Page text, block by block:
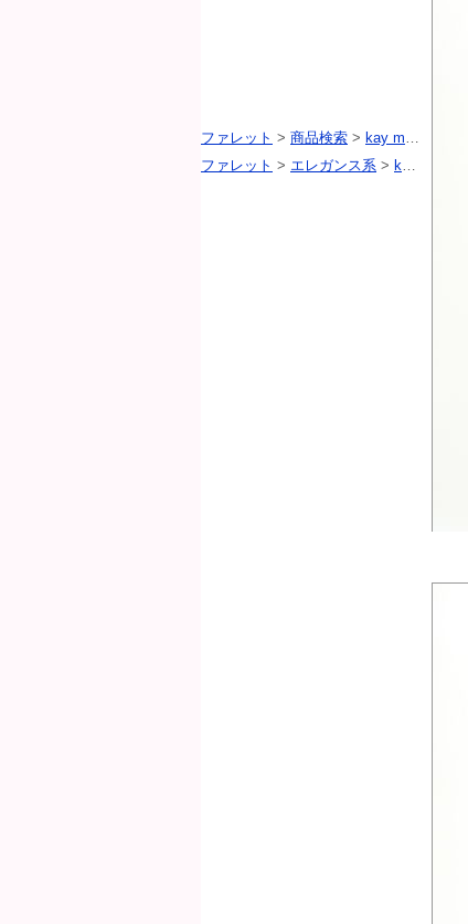
ファレット > 商品検索 > kay me（ケイミー）
ファレット > エレガンス系 > kay me（ケイミー）